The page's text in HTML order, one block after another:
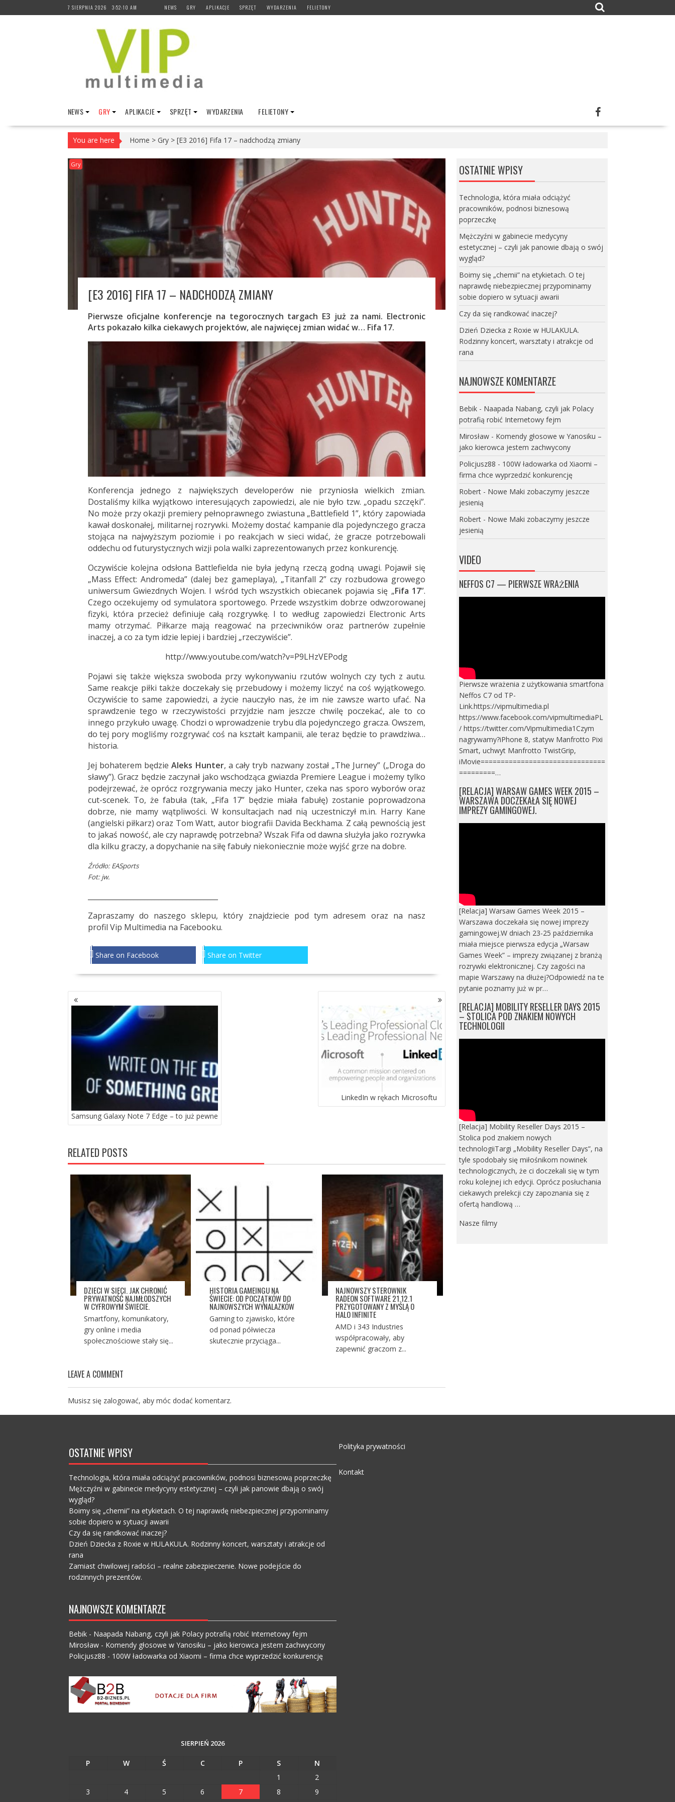
to
7 SIERPNIA 2026 3:52:11 AM NEWS GRY APLIKACJE SPRZĘT WYDARZENIA FELIETONY
NEWS GRY APLIKACJE SPRZĘT WYDARZENIA FELIETONY
You are here Home > Gry > [E3 2016] Fifa 17 – nadchodzą zmiany
Gry
[E3 2016] FIFA 17 – NADCHODZĄ ZMIANY
Pierwsze oficjalne konferencje na tegorocznych targach E3 już za nami. Electronic
Arts pokazało kilka ciekawych projektów, ale najwięcej zmian widać w… Fifa 17.
Konferencja jednego z największych developerów nie przyniosła wielkich zmian.
Dostaliśmy kilka wyjątkowo interesujących zapowiedzi, ale nie było tzw. „opadu szczęki”.
No może przy okazji premiery pełnoprawnego zwiastuna „Battlefield 1”, który zapowiada
kawał doskonałej, militarnej rozrywki. Możemy dostać kampanie dla pojedynczego gracza
stojąca na najwyższym poziomie i po reakcjach w sieci widać, że gracze potrzebowali
oddechu od futurystycznych wizji pola walki zaprezentowanych przez konkurencję.
Oczywiście kolejna odsłona Battlefielda nie była jedyną rzeczą godną uwagi. Pojawił się
„Mass Effect: Andromeda” (dalej bez gameplaya), „Titanfall 2” czy rozbudowa growego
uniwersum Gwiezdnych Wojen. I wśród tych wszystkich obiecanek pojawia się „Fifa 17”.
Czego oczekujemy od symulatora sportowego. Przede wszystkim dobrze odwzorowanej
fizyki, która przecież definiuje całą rozgrywkę. I to według zapowiedzi Electronic Arts
mamy otrzymać. Piłkarze mają reagować na przeciwników oraz partnerów zupełnie
inaczej, a co za tym idzie lepiej i bardziej „rzeczywiście”.
http://www.youtube.com/watch?v=P9LHzVEPodg
Pojawi się także większa swoboda przy wykonywaniu rzutów wolnych czy tych z autu.
Same reakcje piłki także doczekały się przebudowy i możemy liczyć na coś wyjątkowego.
Oczywiście to same zapowiedzi, a życie nauczyło nas, że im nie zawsze warto ufać. Na
sprawdzenie tego w rzeczywistości przyjdzie nam jeszcze chwilę poczekać, ale to co
innego przykuło uwagę. Chodzi o wprowadzenie trybu dla pojedynczego gracza. Owszem,
do tej pory mogliśmy rozgrywać coś na kształt kampanii, ale teraz będzie to prawdziwa…
historia.
Jej bohaterem będzieAleks Hunter, a cały tryb nazwany został „The Jurney” („Droga do
sławy”). Gracz będzie zaczynał jako wschodząca gwiazda Premiere League i możemy tylko
podejrzewać, że oprócz rozgrywania meczy jako Hunter, czeka nas sporo wyborów oraz
cut-scenek. To, że fabuła (tak, „Fifa 17” będzie miała fabułę) zostanie poprowadzona
dobrze, nie mamy wątpliwości. W konsultacjach nad nią uczestniczył m.in. Harry Kane
(angielski piłkarz) oraz Tom Watt, autor biografii Davida Beckhama. Z całą pewnością jest
to jakaś nowość, ale czy naprawdę potrzebna? Wszak Fifa od dawna służyła jako rozrywka
dla kilku graczy, a dopychanie na siłę fabuły niekoniecznie może wyjść grze na dobre.
Źródło: EASports
Fot: jw.
Zapraszamy do naszego sklepu, który znajdziecie podtym adresem oraz na nasz
profil Vip Multimedia na Facebooku.
Share on Facebook Share on Twitter
NAWIGACJA
PO
Samsung Galaxy Note 7 Edge – to już pewne
LinkedIn w rękach Microsoftu
RELATED POSTS
DZIECI W SIECI. JAK CHRONIĆ
PRYWATNOŚĆ NAJMŁODSZYCH
W CYFROWYM ŚWIECIE.
Smartfony, komunikatory,
gry online i media
społecznościowe stały się...
HISTORIA GAMEINGU NA
ŚWIECIE: OD POCZĄTKÓW DO
NAJNOWSZYCH WYNALAZKÓW
Gaming to zjawisko, które
od ponad półwiecza
skutecznie przyciąga...
NAJNOWSZY STEROWNIK
RADEON SOFTWARE 21.12.1
PRZYGOTOWANY Z MYŚLĄ O
HALO INFINITE
AMD i 343 Industries
współpracowały, aby
zapewnić graczom z...
LEAVE A COMMENT
Musisz się zalogować, aby móc dodać komentarz.
OSTATNIE WPISY
Technologia, która miała odciążyć
pracowników, podnosi biznesową
poprzeczkę
Mężczyźni w gabinecie medycyny
estetycznej – czyli jak panowie dbają o swój
wygląd?
Boimy się „chemii” na etykietach. O tej
naprawdę niebezpiecznej przypominamy
sobie dopiero w sytuacji awarii
Czy da się randkować inaczej?
Dzień Dziecka z Roxie w HULAKULA.
Rodzinny koncert, warsztaty i atrakcje od
rana
NAJNOWSZE KOMENTARZE
Bebik- Naapada Nabang, czyli jak Polacy
potrafią robić Internetowy fejm
Mirosław- Komendy głosowe w Yanosiku –
jako kierowca jestem zachwycony
Policjusz88 - 100W ładowarka od Xiaomi –
firma chce wyprzedzić konkurencję
Robert- Nowe Maki zobaczymy jeszcze
jesienią
Robert- Nowe Maki zobaczymy jeszcze
jesienią
VIDEO
NEFFOS C7 — PIERWSZE WRAŻENIA
Pierwsze wrażenia z użytkowania smartfona
Neffos C7 od TP-
Link.https://vipmultimedia.pl
https://www.facebook.com/vipmultimediaPL
/ https://twitter.com/Vipmultimedia1Czym
nagrywamy?iPhone 8, statyw Manfrotto Pixi
Smart, uchwyt Manfrotto TwistGrip,
iMovie===============================
=========…
[RELACJA] WARSAW GAMES WEEK 2015 –
WARSZAWA DOCZEKAŁA SIĘ NOWEJ
IMPREZY GAMINGOWEJ.
[Relacja] Warsaw Games Week 2015 –
Warszawa doczekała się nowej imprezy
gamingowej.W dniach 23-25 października
miała miejsce pierwsza edycja „Warsaw
Games Week” – imprezy związanej z branżą
rozrywki elektronicznej. Czy zagości na
mapie Warszawy na dłużej?Odpowiedź na te
pytanie poznamy już w pr…
[RELACJA] MOBILITY RESELLER DAYS 2015
– STOLICA POD ZNAKIEM NOWYCH
TECHNOLOGII
[Relacja] Mobility Reseller Days 2015 –
Stolica pod znakiem nowych
technologiiTargi „Mobility Reseller Days”, na
tyle spodobały się miłośnikom nowinek
technologicznych, że ci doczekali się w tym
roku kolejnej ich edycji. Oprócz posłuchania
ciekawych prelekcji czy zapoznania się z
ofertą handlową …
Nasze filmy
OSTATNIE WPISY
Technologia, która miała odciążyć pracowników, podnosi biznesową poprzeczkę
Mężczyźni w gabinecie medycyny estetycznej – czyli jak panowie dbają o swój
wygląd?
Boimy się „chemii” na etykietach. O tej naprawdę niebezpiecznej przypominamy
sobie dopiero w sytuacji awarii
Czy da się randkować inaczej?
Dzień Dziecka z Roxie w HULAKULA. Rodzinny koncert, warsztaty i atrakcje od
rana
Zamiast chwilowej radości – realne zabezpieczenie. Nowe podejście do
rodzinnych prezentów.
NAJNOWSZE KOMENTARZE
Bebik- Naapada Nabang, czyli jak Polacy potrafią robić Internetowy fejm
Mirosław- Komendy głosowe w Yanosiku – jako kierowca jestem zachwycony
Policjusz88 - 100W ładowarka od Xiaomi – firma chce wyprzedzić konkurencję
SIERPIEŃ 2026
P W Ś C P S
N
1
2
3
4 5 6 7 8
9
Polityka prywatności
Kontakt